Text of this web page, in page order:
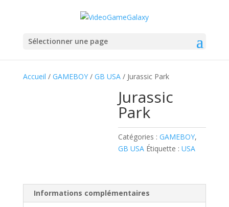
Sélectionner une page
Accueil / GAMEBOY/ GB USA/ Jurassic Park
Jurassic
Park
Catégories :GAMEBOY,
GB USA Étiquette :USA
Informations complémentaires